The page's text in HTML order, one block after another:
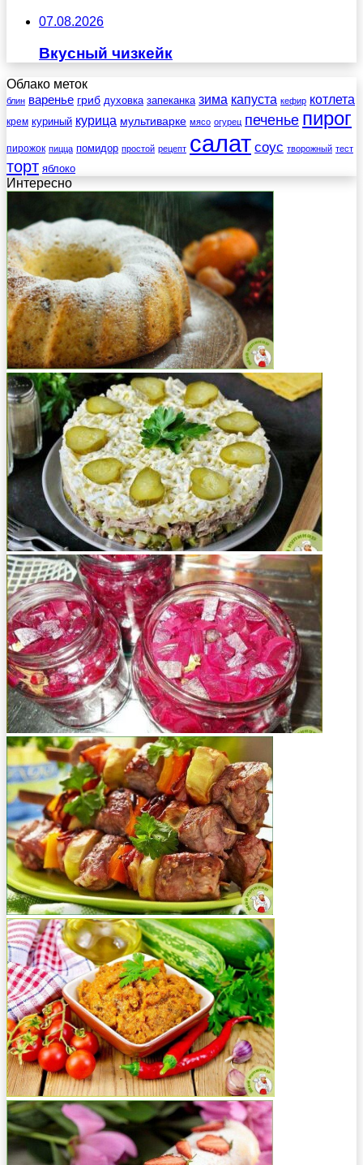
07.08.2026
Вкусный чизкейк
Облако меток
блин варенье гриб духовка запеканка зима капуста кефир котлета
крем куриный курица мультиварке мясо огурец печенье пирог
пирожок пицца помидор простой рецепт салат соус творожный тест
торт яблоко
Интересно